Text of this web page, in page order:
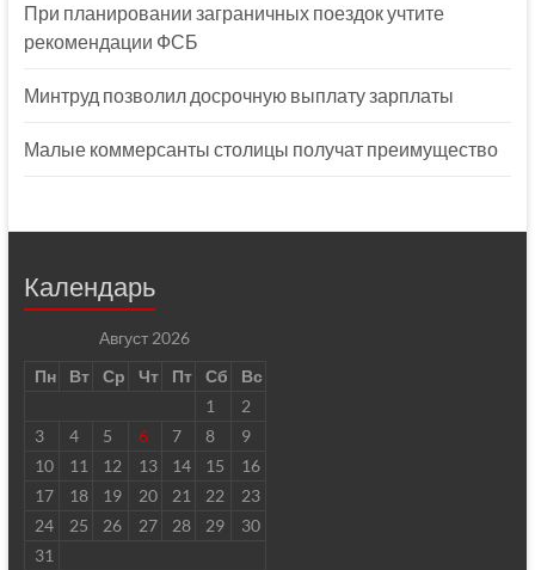
При планировании заграничных поездок учтите
рекомендации ФСБ
Минтруд позволил досрочную выплату зарплаты
Малые коммерсанты столицы получат преимущество
Календарь
Август 2026
Пн
Вт Ср Чт Пт Сб
Вс
1
2
3
4 5 6 7 8
9
10
11 12 13 14 15
16
17
18 19 20 21 22
23
24
25 26 27 28 29
30
31